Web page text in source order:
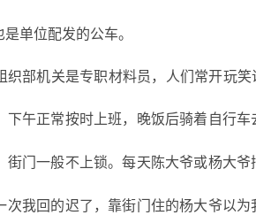
单位配发的公车。
织部机关是专职材料员，人们常开玩笑
下午正常按时上班，晚饭后骑着自行车
街门一般不上锁。每天陈大爷或杨大
次我回的迟了，靠街门住的杨大爷以